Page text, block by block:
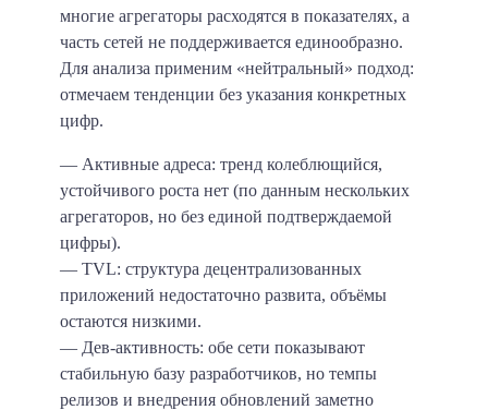
многие агрегаторы расходятся в показателях, а
часть сетей не поддерживается единообразно.
Для анализа применим «нейтральный» подход:
отмечаем тенденции без указания конкретных
цифр.
— Активные адреса: тренд колеблющийся,
устойчивого роста нет (по данным нескольких
агрегаторов, но без единой подтверждаемой
цифры).
— TVL: структура децентрализованных
приложений недостаточно развита, объёмы
остаются низкими.
— Дев-активность: обе сети показывают
стабильную базу разработчиков, но темпы
релизов и внедрения обновлений заметно